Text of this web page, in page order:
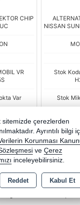
0
CHIP
VR
Var
+
NISSAN
Stok
Stok
sitemizde çerezlerden
Ayrıntılı bilgi
Korunması
ve Çerez
inceleyebilirsiniz.
Reddet Kabul Et